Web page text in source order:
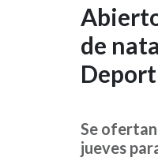
el
plazo
de
de
Se
jueves